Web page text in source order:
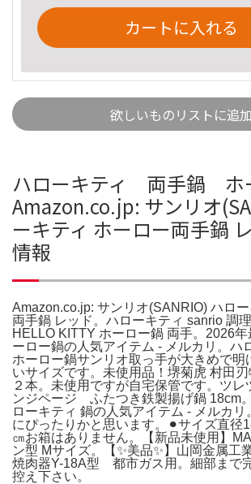
カートに入れる
欲しいものリストに追加
ハローキティ 両手鍋 ホ
Amazon.co.jp: サンリオ
ーキティ ホーロー両手鍋
情報
Amazon.co.jp: サンリオ(SANRIO) ハロ
両手鍋 レッド。ハローキティ sanrio 調
HELLO KITTY ホーロー鍋 両手。2026
ーロー鍋の人気アイテム - メルカリ。ハ
ホーロー鍋サンリオ取っ手が大きめで明
いサイズです。未使用品！堺菊虎 村田
２本。未使用ですが自宅保管です。ツレ
ンジページ ふたつき鉄製揚げ鍋 18cm
ローキティ 鍋の人気アイテム - メルカ
にぴったりかと思います。⚫︎サイズ直径
㎝お箱はありません。【新品未使用】
ン型 Mサイズ。【✨美品✨】山岡金属工
焼肉器Y-18A型 都市ガス用。細部まで
控え下さい。